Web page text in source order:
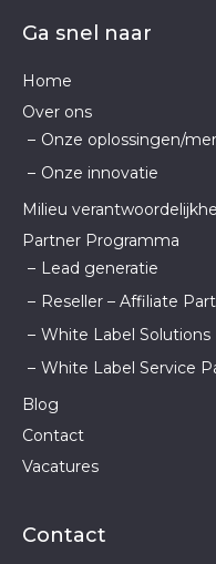
Ga snel naar
Home
Over ons
Onze oplossingen/
Onze innovatie
Milieu
Partner Programma
Lead generatie
Reseller – Affiliate
White Label Solutions
White Label Service
Blog
Contact
Vacatures
Contact